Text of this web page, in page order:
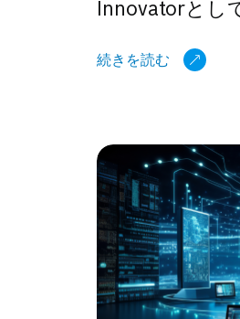
Innovatorとし
続きを読む